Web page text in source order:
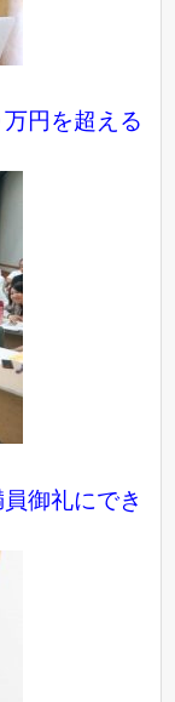
円を超える
御礼にでき